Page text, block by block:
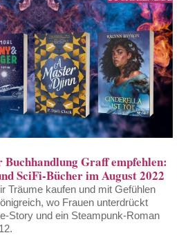
Graff empfehlen:
SciFi-Bücher im August 2022
Träume kaufen und mit Gefühlen
wo Frauen unterdrückt
Story und ein Steampunk-Roman